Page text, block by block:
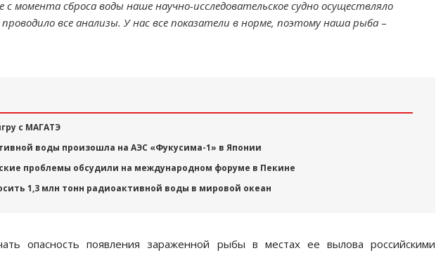
с момента сброса воды наше научно-исследовательское судно осуществляло
все анализы. У нас все показатели в норме, поэтому наша рыба –
с МАГАТЭ
воды произошла на АЭС «Фукусима-1» в Японии
проблемы обсудили на международном форуме в Пекине
1,3 млн тонн радиоактивной воды в мировой океан
опасность появления зараженной рыбы в местах ее вылова российскими